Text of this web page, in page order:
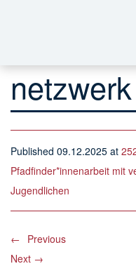
netzwerk
Published 09.12.2025 at
Pfadfinder*innenarbeit mit
Jugendlichen
←
Previous
Next →